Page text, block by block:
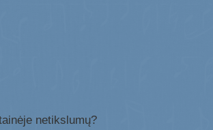
netikslumų?